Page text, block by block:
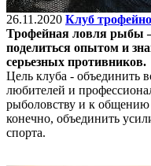
26.11.2020 Клуб
Трофейная ловля рыбы –
поделиться опытом и
серьезных противников.
Цель клуба - объединить
любителей и
рыболовству и к
конечно, объединить
спорта.